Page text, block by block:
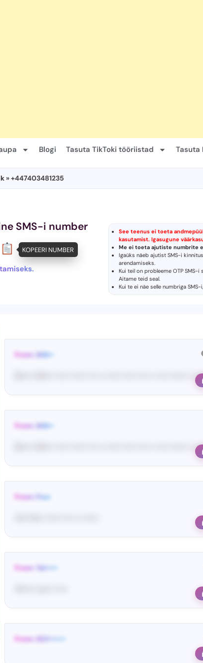
Blogi Tasuta TikToki tööriistad
» +447403481235
SMS-i number
KOPEERI NUMBER
See teenus ei toeta
kasutamist. Igasugune
Me ei toeta ajutiste numbrite
Igaüks näeb ajutist SMS-i
arendamiseks.
Kui teil on probleeme OTP SMS-
Aitame teid seal.
Kui te ei näe selle numbriga
From: SHE••
[S••••• SH••• •••••• •••••• •••• •• •••••• ••••• •••• •• ••••• •••••• ••
From: SHE••
[S••••• SH••• •••••• •••••• •••• •• •••••• ••••• •••• •• ••••• •••••• ••
From: Pos•
From: Tel•••••
From: GCl•••••••